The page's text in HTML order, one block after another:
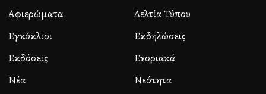
Αφιερώματα
Δελτία Τύπου
Εγκύκλιοι
Εκδηλώσεις
Εκδόσεις
Ενοριακά
Νέα
Νεότητα